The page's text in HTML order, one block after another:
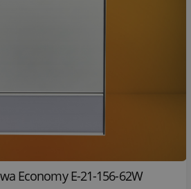
Economy E-21-156-62W